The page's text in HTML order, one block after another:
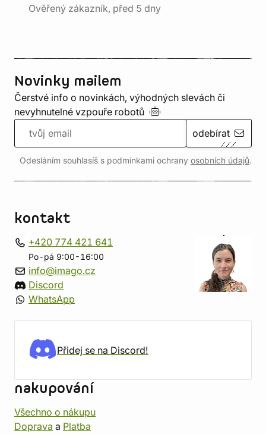
Ověřený zákazník, před 5 dny
Novinky mailem
Čerstvé info o novinkách, výhodných slevách či
nevyhnutelné vzpouře robotů
odebírat
Odesláním souhlasíš s podmínkami ochrany osobních údajů.
kontakt
+420 774 421 641
Po-pá 9:00-16:00
info@imago.cz
Discord
WhatsApp
Přidej se na Discord!
nakupování
Všechno o nákupu
Doprava a Platba